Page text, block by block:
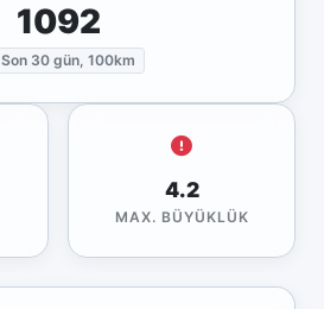
1092
Son 30 gün, 100km
4.2
MAX. BÜYÜKLÜK